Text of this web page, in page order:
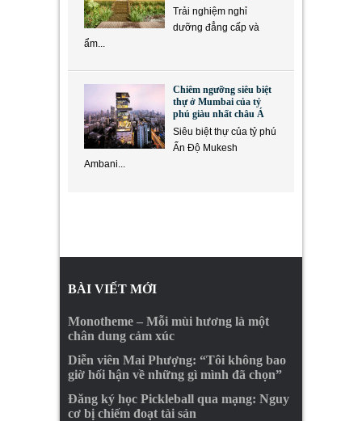
Trải nghiệm nghỉ
dưỡng đẳng cấp và
ẩm...
Chiêm ngưỡng siêu biệt
thự ở Mumbai của tỷ
phú giàu nhất châu Á
Siêu biệt thự của tỷ phú
Ấn Độ Mukesh
Ambani...
BÀI VIẾT MỚI
Monotheme – Mỗi mùi hương là một
chân dung cảm xúc
Diễn viên Mai Phượng: “Tôi không bao
giờ hối hận về những gì mình đã chọn”
Đăng ký học Pickleball qua mạng: Nguy
cơ bị chiếm đoạt tài sản